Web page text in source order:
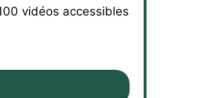
vidéos accessibles